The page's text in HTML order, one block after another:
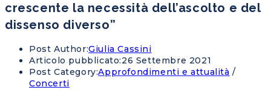
crescente la necessità dell’ascolto e del
dissenso diverso”
Post Author:Giulia Cassini
Articolo pubblicato:26 Settembre 2021
Post Category:Approfondimenti e attualità /
Concerti